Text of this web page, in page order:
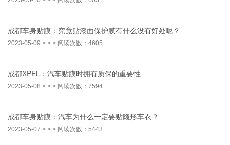
成都车身贴膜：究竟贴漆面保护膜有什么没有好处呢？
2023-05-09 > > > 阅读次数：4605
成都XPEL：汽车贴膜时拥有质保的重要性
2023-05-08 > > > 阅读次数：7594
成都车身贴膜：汽车为什么一定要贴隐形车衣？
2023-05-07 > > > 阅读次数：5443